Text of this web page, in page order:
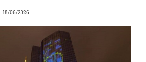
18/06/2026